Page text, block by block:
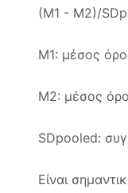
(M1 - M2)/
M1: μέσος
M2: μέσος
SDpooled:
Είναι